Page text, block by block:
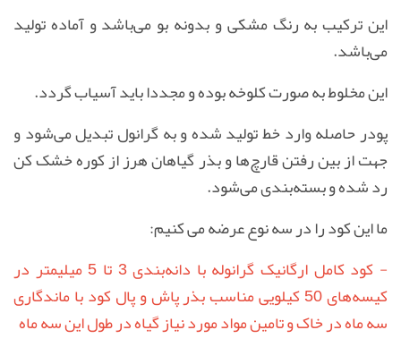
این ترکیب به رنگ مشکی و بدونه بو می‌باشد و آماده تولید
می‌باشد.
این مخلوط به صورت کلوخه بوده و مجددا باید آسیاب گردد.
پودر حاصله وارد خط تولید شده و به گرانول تبدیل می‌شود و
جهت از بین رفتن قارچ‌ها و بذر گیاهان هرز از کوره خشک کن
رد شده و بسته‌بندی می‌شود.
ما این کود را در سه نوع عرضه می کنیم:
- کود کامل ارگانیک گرانوله با دانه‌بندی 3 تا 5 میلیمتر در
کیسه‌های 50 کیلویی مناسب بذر پاش و پال کود با ماندگاری
سه ماه در خاک و تامین مواد مورد نیاز گیاه در طول این سه ماه